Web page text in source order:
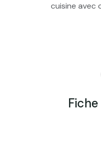
cuisine avec